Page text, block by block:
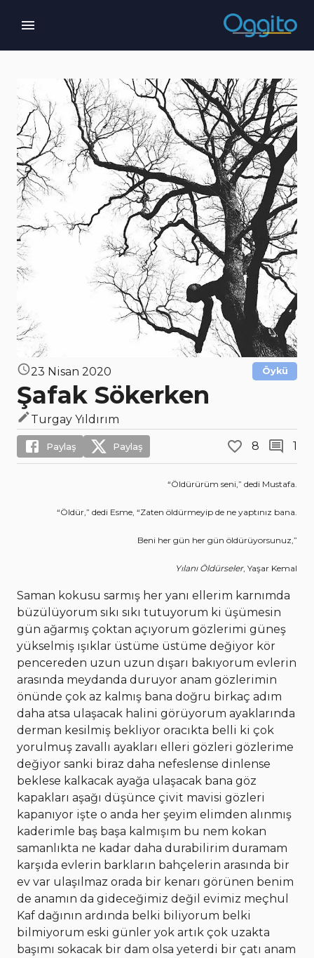
23 Nisan 2020 Öykü
Şafak Sökerken
Turgay Yıldırım
Paylaş Paylaş 8 1
“Öldürürüm seni,” dedi Mustafa.
“Öldür,” dedi Esme, “Zaten öldürmeyip de ne yaptınız bana.
Beni her gün her gün öldürüyorsunuz,”
Yılanı Öldürseler, Yaşar Kemal
Saman kokusu sarmış her yanı ellerim karnımda
büzülüyorum sıkı sıkı tutuyorum ki üşümesin
gün ağarmış çoktan açıyorum gözlerimi güneş
yükselmiş ışıklar üstüme üstüme değiyor kör
pencereden uzun uzun dışarı bakıyorum evlerin
arasında meydanda duruyor anam gözlerimin
önünde çok az kalmış bana doğru birkaç adım
daha atsa ulaşacak halini görüyorum ayaklarında
derman kesilmiş bekliyor oracıkta belli ki çok
yorulmuş zavallı ayakları elleri gözleri gözlerime
değiyor sanki biraz daha nefeslense dinlense
beklese kalkacak ayağa ulaşacak bana göz
kapakları aşağı düşünce çivit mavisi gözleri
kapanıyor işte o anda her şeyim elimden alınmış
kaderimle baş başa kalmışım bu nem kokan
samanlıkta ne kadar daha durabilirim duramam
karşıda evlerin barkların bahçelerin arasında bir
ev var ulaşılmaz orada bir kenarı görünen benim
de anamın da gideceğimiz değil evimiz meçhul
Kaf dağının ardında belki biliyorum belki
bilmiyorum eski günler yok artık çok uzakta
başımı sokacak bir dam olsa yeterdi bir çatı anam